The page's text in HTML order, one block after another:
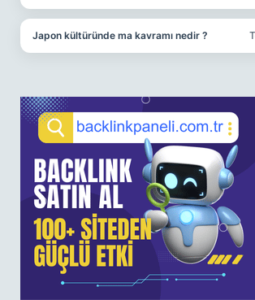
Japon kültüründe ma kavramı nedir ?